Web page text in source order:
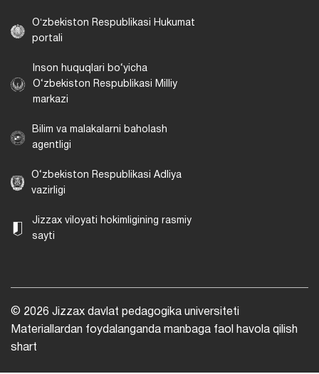
Oʻzbekiston Respublikasi Hukumat
portali
Inson huquqlari bo‘yicha
O‘zbekiston Respublikasi Milliy
markazi
Bilim va malakalarni baholash
agentligi
O‘zbekiston Respublikasi Adliya
vazirligi
Jizzax viloyati hokimligining rasmiy
sayti
© 2026 Jizzax davlat pedagogika universiteti
Materiallardan foydalanganda manbaga faol havola qilish
shart